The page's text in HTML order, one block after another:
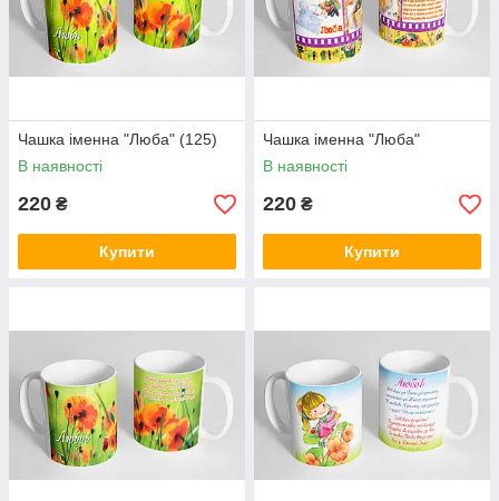
Чашка іменна "Люба" (125)
В наявності
220 ₴
Купити
Чашка іменна "Люба"
В наявності
220 ₴
Купити